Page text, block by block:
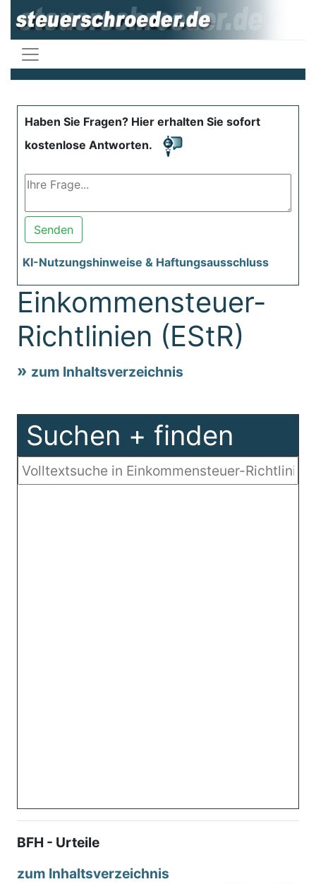
Haben Sie Fragen? Hier erhalten Sie sofort
kostenlose Antworten.
Senden
KI-Nutzungshinweise & Haftungsausschluss
Einkommensteuer-
Richtlinien (EStR)
zum Inhaltsverzeichnis
Suchen + finden
BFH - Urteile
zum Inhaltsverzeichnis